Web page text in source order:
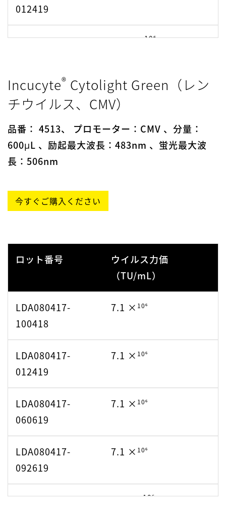
012419
LDA080717.01-
7.1 ×10⁶
LDA080717.01-
010720
7.1 ×10⁶
LDA080717.01-
091620
7.1 ×10⁶
111720
7.1 ×10⁶
2209003413 3.02 ×
10⁷
Incucyte® Cytolight Green（レン
チウイルス、CMV）
品番： 4513、 プロモーター：CMV 、分量：
600μL 、励起最大波長：483nm 、蛍光最大波
長：506nm
今すぐご購入ください
ロット番号
ウイルス力価
（TU/mL）
LDA080417-
100418
7.1 × 10⁶
LDA080417-
012419
7.1 × 10⁶
LDA080417-
060619
7.1 × 10⁶
LDA080417-
092619
7.1 × 10⁶
2302000913 5.34 ×10⁶